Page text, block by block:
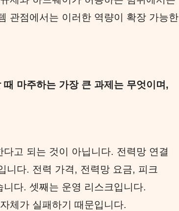
관점에서는 이러한 역량이 확장 가능한
마주하는 가장 큰 과제는 무엇이며,
고 되는 것이 아닙니다. 전력망 연결
니다. 전력 가격, 전력망 요금, 피크
다. 셋째는 운영 리스크입니다.
체가 실패하기 때문입니다.